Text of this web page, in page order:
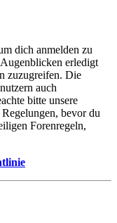
dich anmelden zu
erledigt
zuzugreifen. Die
auch
bitte unsere
bevor du
Forenregeln,